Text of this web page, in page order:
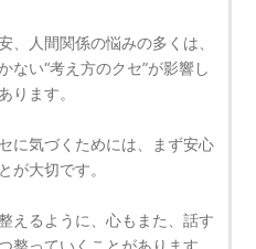
、人間関係の悩みの多くは、
ない“考え方のクセ”が影響し
ります。
に気づくためには、まず安心
が大切です。
えるように、心もまた、話す
整っていくことがあります。